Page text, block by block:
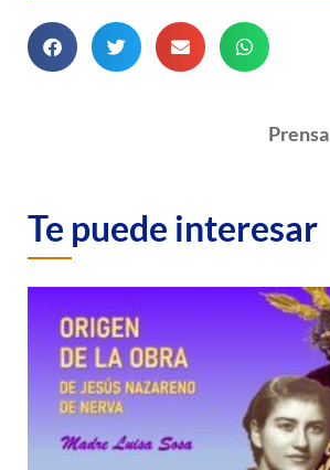
Prensa
Te puede interesar